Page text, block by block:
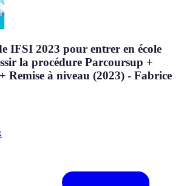
IFSI 2023 pour entrer en école
la procédure Parcoursup +
Remise à niveau (2023) - Fabrice